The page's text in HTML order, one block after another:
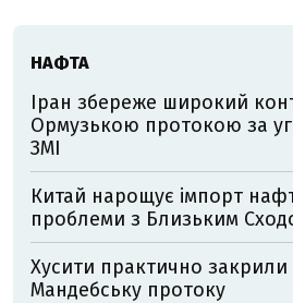
НАФТА
Іран збереже широкий
Ормузькою протокою за
ЗМІ
Китай нарощує імпорт
проблеми з Близьким
Хусити практично
Мандебську протоку